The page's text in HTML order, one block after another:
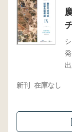
新刊 在庫なし